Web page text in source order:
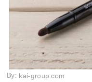
By: kai-group.com